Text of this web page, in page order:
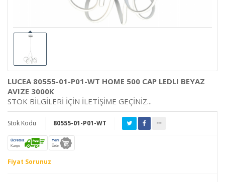
LUCEA 80555-01-P01-WT HOME 500 CAP LEDLI BEYAZ
AVIZE 3000K
STOK BİLGİLERİ İÇİN İLETİŞİME GEÇİNİZ...
Stok Kodu 80555-01-P01-WT
Ücretsiz
Kargo
Yeni
Ürün
Fiyat Sorunuz